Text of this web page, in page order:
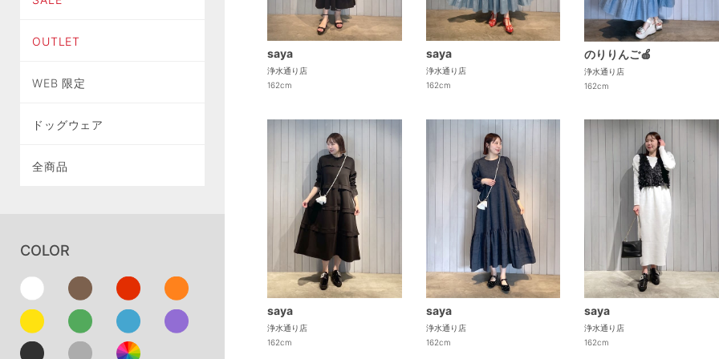
OUTLET
WEB 限定
ドッグウェア
全商品
COLOR
saya
浄水通り店
162cm
saya
浄水通り店
162cm
のりりんご🍎
浄水通り店
162cm
saya
浄水通り店
162cm
saya
浄水通り店
162cm
saya
浄水通り店
162cm